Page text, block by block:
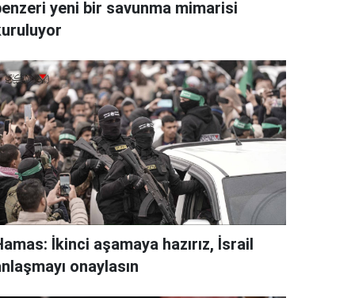
yeni bir savunma mimarisi
İkinci aşamaya hazırız, İsrail
onaylasın